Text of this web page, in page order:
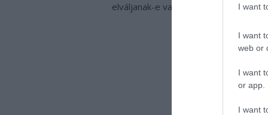
I want
I want
web or
I want
or app.
I want
elváljanak-e vagy ne.